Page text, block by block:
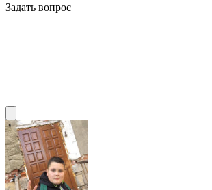
Задать вопрос